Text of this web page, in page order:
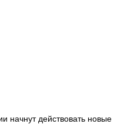
начнут действовать новые